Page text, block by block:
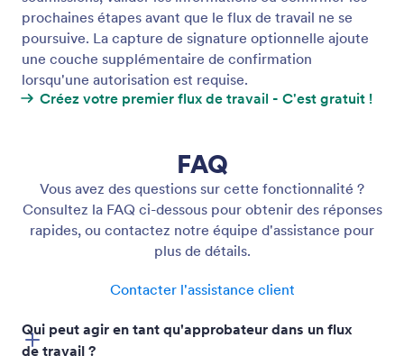
Envoyer un formulaire de paiement
Ajoutez la collecte de paiements directement à vos
automatiques qui maintiennent vos processus en
mouvement.